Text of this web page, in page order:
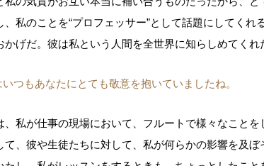
、私のことを“プロフェッサー”として話題にしてくれ
かげだ。彼は私という人間を全世界に知らしめてくれ
つもあなたにとても敬意を抱いていましたね。
、私が仕事の現場において、フルートで様々なことを
て、彼や生徒たちに対して、私が何らかの影響を及